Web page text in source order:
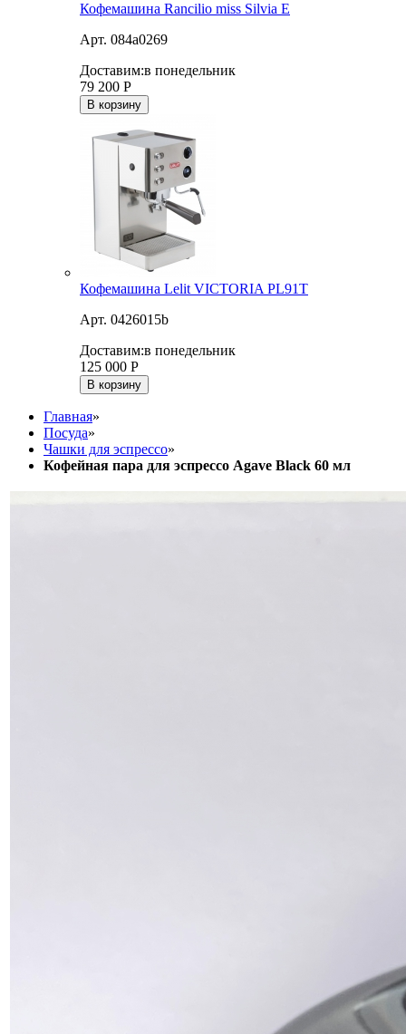
Кофемашина Rancilio miss Silvia E
Арт. 084a0269
Доставим:в понедельник
79 200 Р
В корзину
Кофемашина Lelit VICTORIA PL91T
Арт. 0426015b
Доставим:в понедельник
125 000 Р
В корзину
Главная»
Посуда»
Чашки для эспрессо»
Кофейная пара для эспрессо Agave Black 60 мл